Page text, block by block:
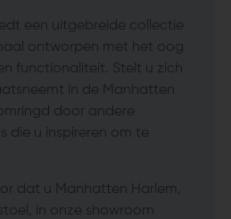
een uitgebreide collectie
ontworpen met het oog
functionaliteit. Stelt u zich
in de Manhatten
door andere
die u inspireren om te
dat u Manhatten Harlem,
in onze showroom